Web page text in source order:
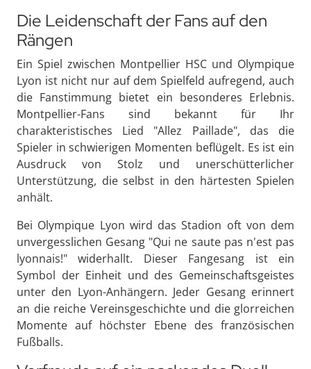
Die Leidenschaft der Fans auf den
Rängen
Ein Spiel zwischen Montpellier HSC und Olympique
Lyon ist nicht nur auf dem Spielfeld aufregend, auch
die Fanstimmung bietet ein besonderes Erlebnis.
Montpellier-Fans sind bekannt für Ihr
charakteristisches Lied "Allez Paillade", das die
Spieler in schwierigen Momenten beflügelt. Es ist ein
Ausdruck von Stolz und unerschütterlicher
Unterstützung, die selbst in den härtesten Spielen
anhält.
Bei Olympique Lyon wird das Stadion oft von dem
unvergesslichen Gesang "Qui ne saute pas n'est pas
lyonnais!" widerhallt. Dieser Fangesang ist ein
Symbol der Einheit und des Gemeinschaftsgeistes
unter den Lyon-Anhängern. Jeder Gesang erinnert
an die reiche Vereinsgeschichte und die glorreichen
Momente auf höchster Ebene des französischen
Fußballs.